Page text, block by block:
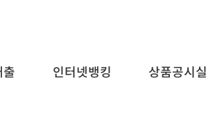
출 인터넷뱅킹 상품공시실